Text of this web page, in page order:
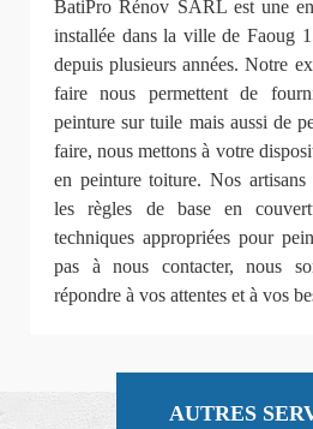
BatiPro Rénov SARL est une
installée dans la ville de Faoug
depuis plusieurs années. Notre
faire nous permettent de
peinture sur tuile mais aussi de
faire, nous mettons à votre
en peinture toiture. Nos artisans
les règles de base en
techniques appropriées pour
pas à nous contacter, nous
répondre à vos attentes et à vos
AUTRES